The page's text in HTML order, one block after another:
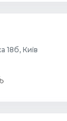
18б, Київ